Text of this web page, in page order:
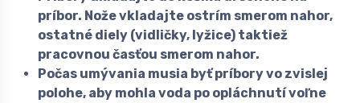
príbor. Nože vkladajte ostrím smerom nahor,
ostatné diely (vidličky, lyžice) taktiež
pracovnou časťou smerom nahor.
Počas umývania musia byť príbory vo zvislej
polohe, aby mohla voda po opláchnutí voľne